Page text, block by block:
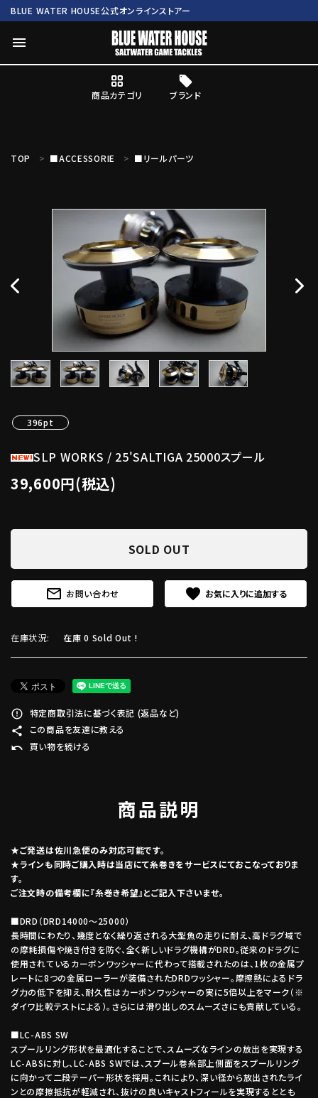
BLUE WATER HOUSE公式オンラインストアー
menu
商品カテゴリ ブランド
BWH ORIGINAL ITEM ROD
商品カテゴリ
ブランド
TOP ■ACCESSORIE ■リールパーツ
396pt
SLP WORKS / 25'SALTIGA 25000スプール
39,600円(税込)
SOLD OUT
mail_outline お問い合わせ favorite
在庫状況: 在庫 0 Sold Out !
error_outline 特定商取引法に基づく表記 (返品など)
share この商品を友達に教える
undo 買い物を続ける
商品説明
★ご発送は佐川急便のみ対応可能です。
★ラインも同時ご購入時は当店にて糸巻きをサービスにておこなっておりま
す。
ご注文時の備考欄に『糸巻き希望』とご記入下さいませ。
■DRD（DRD14000～25000）
長時間にわたり、幾度となく繰り返される大型魚の走りに耐え、高ドラグ域で
の摩耗損傷や焼き付きを防ぐ、全く新しいドラグ機構がDRD。従来のドラグに
使用されているカーボンワッシャーに代わって搭載されたのは、1枚の金属プ
レートに8つの金属ローラーが装備されたDRDワッシャー。摩擦熱によるドラ
グ力の低下を抑え、耐久性はカーボンワッシャーの実に5倍以上をマーク（※
ダイワ比較テストによる）。さらには滑り出しのスムーズさにも貢献している。
■LC-ABS SW
スプールリング形状を最適化することで、スムーズなラインの放出を実現する
LC-ABSに対し、LC-ABS SWでは、スプール巻糸部上側面をスプールリング
に向かって二段テーパー形状を採用。これにより、深い径から放出されたライ
ンとの摩擦抵抗が軽減され、抜けの良いキャストフィールを実現するととも